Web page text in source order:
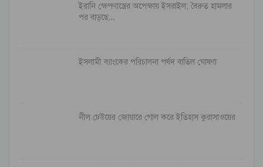
ইরানি ক্ষেপণাস্ত্রের অপেক্ষায় ইসরাইল; বৈরুত হামলার
পর বাড়ছে…
ইসলামী ব্যাংকের পরিচালনা পর্ষদ বাতিল ঘোষণা
নীল ঢেউয়ের জোয়ারে গোল করে ইতিহাস কুরাসাওয়ের